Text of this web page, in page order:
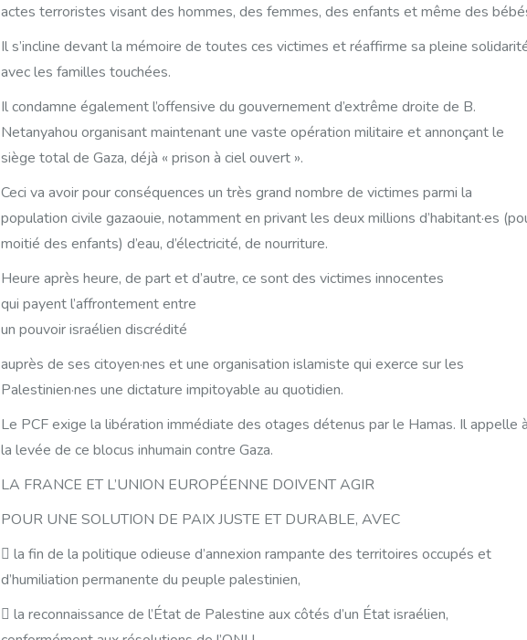
actes terroristes visant des hommes, des femmes, des enfants et même des
Il s’incline devant la mémoire de toutes ces victimes et réaffirme sa pleine
avec les familles touchées.
Il condamne également l’offensive du gouvernement d’extrême droite de B.
Netanyahou organisant maintenant une vaste opération militaire et annonçant le
siège total de Gaza, déjà « prison à ciel ouvert ».
Ceci va avoir pour conséquences un très grand nombre de victimes parmi la
population civile gazaouie, notamment en privant les deux millions d’habitant·es
moitié des enfants) d’eau, d’électricité, de nourriture.
Heure après heure, de part et d’autre, ce sont des victimes innocentes
qui payent l’affrontement entre
un pouvoir israélien discrédité
auprès de ses citoyen·nes et une organisation islamiste qui exerce sur les
Palestinien·nes une dictature impitoyable au quotidien.
Le PCF exige la libération immédiate des otages détenus par le Hamas. Il appelle à
la levée de ce blocus inhumain contre Gaza.
LA FRANCE ET L’UNION EUROPÉENNE DOIVENT AGIR
POUR UNE SOLUTION DE PAIX JUSTE ET DURABLE, AVEC
 la fin de la politique odieuse d’annexion rampante des territoires occupés et
d’humiliation permanente du peuple palestinien,
 la reconnaissance de l’État de Palestine aux côtés d’un État israélien,